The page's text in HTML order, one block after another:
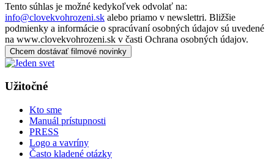
Tento súhlas je možné kedykoľvek odvolať na:
info@clovekvohrozeni.sk alebo priamo v newslettri. Bližšie
podmienky a informácie o spracúvaní osobných údajov sú uvedené
na www.clovekvohrozeni.sk v časti Ochrana osobných údajov.
Chcem dostávať filmové novinky
Užitočné
Kto sme
Manuál prístupnosti
PRESS
Logo a vavríny
Často kladené otázky